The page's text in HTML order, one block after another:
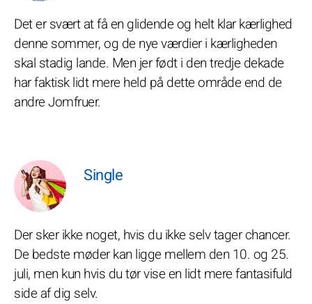
Det er svært at få en glidende og helt klar kærlighed
denne sommer, og de nye værdier i kærligheden
skal stadig lande. Men jer født i den tredje dekade
har faktisk lidt mere held på dette område end de
andre Jomfruer.
Single
Der sker ikke noget, hvis du ikke selv tager chancer.
De bedste møder kan ligge mellem den 10. og 25.
juli, men kun hvis du tør vise en lidt mere fantasifuld
side af dig selv.